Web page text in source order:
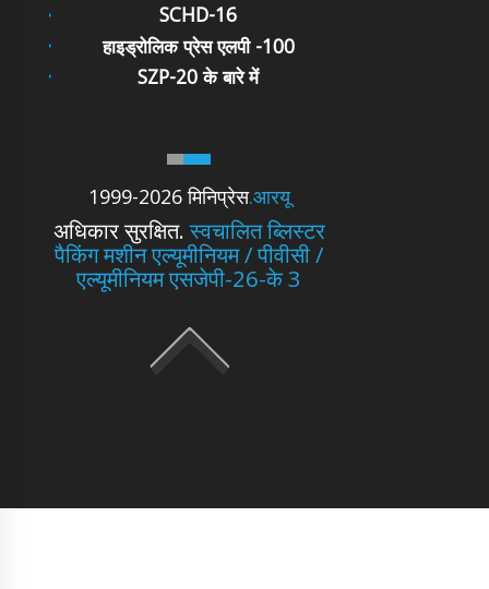
1999-2026 मिनिप्रेस.आरयू
अधिकार सुरक्षित.स्वचालित ब्लिस्टर
पैकिंग मशीन एल्यूमीनियम / पीवीसी /
एल्यूमीनियम एसजेपी-26-के 3
SCHD-16
हाइड्रोलिक प्रेस एलपी -100
SZP-20 के बारे में